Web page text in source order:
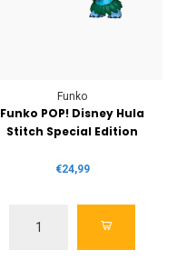
Funko
Funko POP! Disney Hula
Stitch Special Edition
€24,99